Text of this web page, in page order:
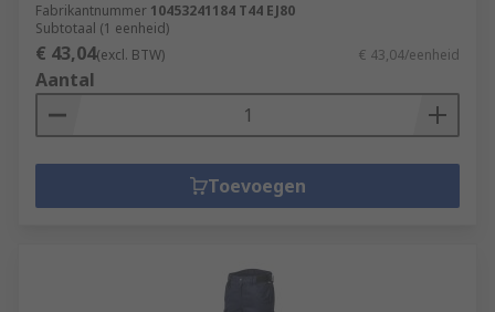
Fabrikantnummer 10453241184 T44 EJ80
Subtotaal (1 eenheid)
€ 43,04(excl. BTW) € 43,04/eenheid
Aantal
Toevoegen